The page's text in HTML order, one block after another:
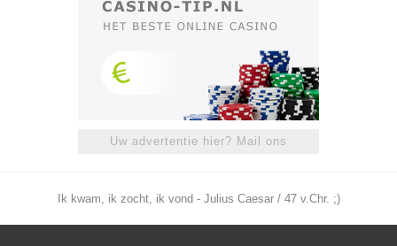
Uw advertentie hier? Mail ons
Ik kwam, ik zocht, ik vond - Julius Caesar / 47 v.Chr. ;)